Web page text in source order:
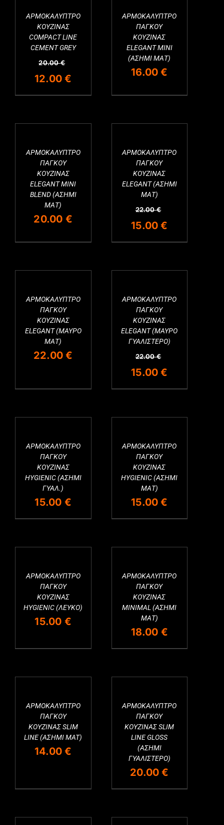
ΑΡΜΟΚΑΛΥΠΤΡΟ
ΚΟΥΖΙΝΑΣ
COMPACT LINE
CEMENT GREY
20.00€
Original
price
12.00€
τρέχουσα
Εξαντλημένο
ΑΡΜΟΚΑΛΥΠΤΡΟ
ΠΑΓΚΟΥ
ΚΟΥΖΙΝΑΣ
ELEGANT MINI
(ΑΣΗΜΙ ΜΑΤ)
16.00€
Εξαντλημένο
ΑΡΜΟΚΑΛΥΠΤΡΟ
ΠΑΓΚΟΥ
ΚΟΥΖΙΝΑΣ
ELEGANT MINI
BLEND (ΑΣΗΜΙ
ΜΑΤ)
20.00 €
Εξαντλημένο
ΑΡΜΟΚΑΛΥΠΤΡΟ
ΠΑΓΚΟΥ
ΚΟΥΖΙΝΑΣ
ELEGANT (ΑΣΗΜΙ
ΜΑΤ)
22.00€
Original
price
15.00€
τρέχουσα
Εξαντλημένο
ΑΡΜΟΚΑΛΥΠΤΡΟ
ΠΑΓΚΟΥ
ΚΟΥΖΙΝΑΣ
ELEGANT (ΜΑΥΡΟ
ΜΑΤ)
22.00€
ΑΡΜΟΚΑΛΥΠΤΡΟ
ΠΑΓΚΟΥ
ΚΟΥΖΙΝΑΣ
ELEGANT (ΜΑΥΡΟ
ΓΥΑΛΙΣΤΕΡΟ)
22.00€
Original
price
15.00€
τρέχουσα
Εξαντλημένο
ΑΡΜΟΚΑΛΥΠΤΡΟ
ΠΑΓΚΟΥ
ΚΟΥΖΙΝΑΣ
HYGIENIC (ΑΣΗΜΙ
ΓΥΑΛ.)
15.00 €
ΑΡΜΟΚΑΛΥΠΤΡΟ
ΠΑΓΚΟΥ
ΚΟΥΖΙΝΑΣ
HYGIENIC (ΑΣΗΜΙ
ΜΑΤ)
15.00€
ΑΡΜΟΚΑΛΥΠΤΡΟ
ΠΑΓΚΟΥ
ΚΟΥΖΙΝΑΣ
HYGIENIC (ΛΕΥΚΟ)
15.00 €
ΑΡΜΟΚΑΛΥΠΤΡΟ
ΠΑΓΚΟΥ
ΚΟΥΖΙΝΑΣ
MINIMAL (ΑΣΗΜΙ
ΜΑΤ)
18.00 €
Εξαντλημένο
ΑΡΜΟΚΑΛΥΠΤΡΟ
ΠΑΓΚΟΥ
ΚΟΥΖΙΝΑΣ SLIM
LINE (ΑΣΗΜΙ MAT)
14.00€
Εξαντλημένο
ΑΡΜΟΚΑΛΥΠΤΡΟ
ΠΑΓΚΟΥ
ΚΟΥΖΙΝΑΣ SLIM
LINE GLOSS
(ΑΣΗΜΙ
ΓΥΑΛΙΣΤΕΡΟ)
20.00€